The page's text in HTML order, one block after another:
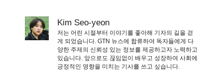
Kim Seo-yeon
저는 어린 시절부터 이야기를 좋아해 기자의 길을 걷
게 되었습니다. GTN 뉴스에 합류하여 독자들에게 다
양한 주제의 신뢰성 있는 정보를 제공하고자 노력하고
있습니다. 앞으로도 끊임없이 배우고 성장하여 사회에
긍정적인 영향을 미치는 기사를 쓰고 싶습니다.